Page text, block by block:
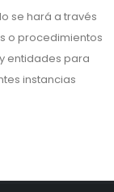
se hará a través
o procedimientos
entidades para
instancias